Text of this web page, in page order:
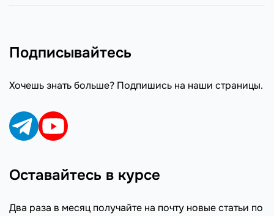
Подписывайтесь
Хочешь знать больше? Подпишись на наши страницы.
Оставайтесь в курсе
Два раза в месяц получайте на почту новые статьи по